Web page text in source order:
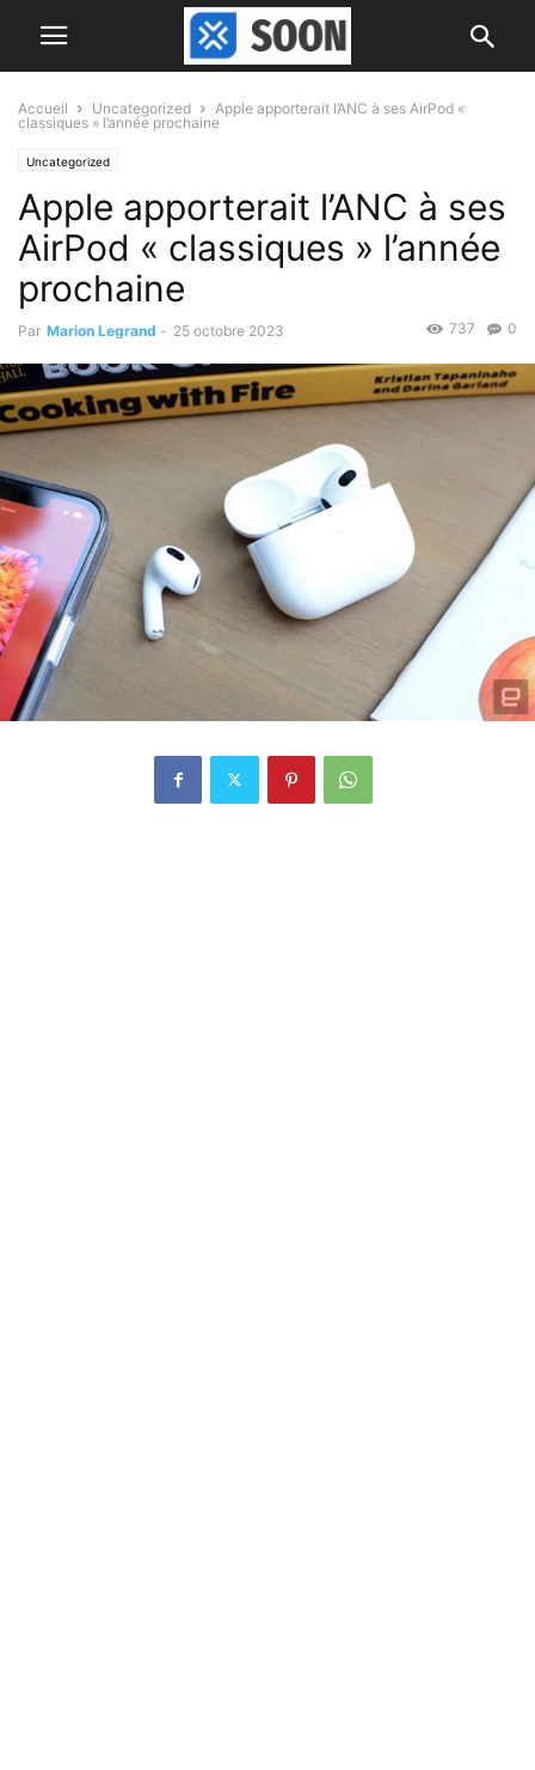
Accueil Uncategorized
Apple apporterait l’ANC à ses AirPod «
classiques » l’année prochaine
Uncategorized
Apple apporterait l’ANC à ses
AirPod « classiques » l’année
prochaine
Par Marion Legrand - 25 octobre 2023 0
737